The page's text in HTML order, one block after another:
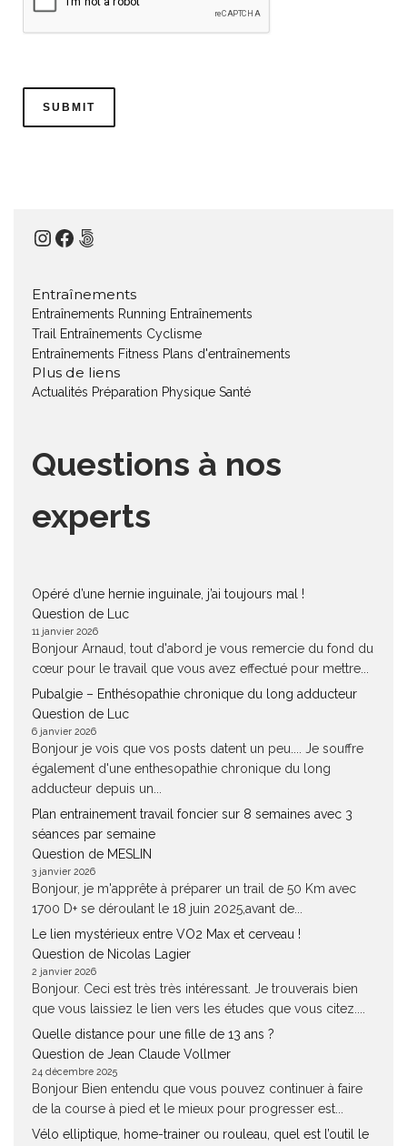
Instagram
Facebook
500px
Entraînements
Entraînements Running Entraînements
Trail
Entraînements Cyclisme
Entraînements Fitness Plans d'entraînements
Plus de liens
Actualités Préparation Physique Santé
Questions à nos
experts
Opéré d’une hernie inguinale, j’ai toujours mal !
Question de Luc
11 janvier 2026
Bonjour Arnaud, tout d'abord je vous remercie du fond du
cœur pour le travail que vous avez effectué pour mettre...
Pubalgie – Enthésopathie chronique du long adducteur
Question de Luc
6 janvier 2026
Bonjour je vois que vos posts datent un peu.... Je souffre
également d'une enthesopathie chronique du long
adducteur depuis un...
Plan entrainement travail foncier sur 8 semaines avec 3
séances par semaine
Question de MESLIN
3 janvier 2026
Bonjour, je m'apprête à préparer un trail de 50 Km avec
1700 D+ se déroulant le 18 juin 2025,avant de...
Le lien mystérieux entre VO2 Max et cerveau !
Question de Nicolas Lagier
2 janvier 2026
Bonjour. Ceci est très très intéressant. Je trouverais bien
que vous laissiez le lien vers les études que vous citez....
Quelle distance pour une fille de 13 ans ?
Question de Jean Claude Vollmer
24 décembre 2025
Bonjour Bien entendu que vous pouvez continuer à faire
de la course à pied et le mieux pour progresser est...
Vélo elliptique, home-trainer ou rouleau, quel est l’outil le